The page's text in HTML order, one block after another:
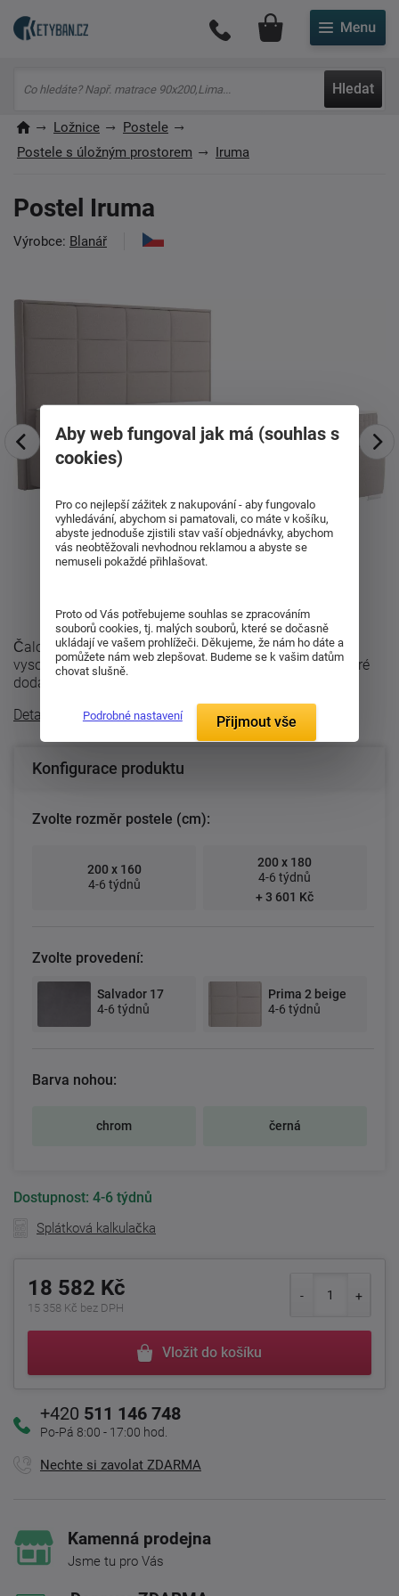
Hledat
Můj účet
Ložnice
Postele
Postele s úložným prostorem
Iruma
Postel Iruma
Výrobce: Blanář
Čalouněná postel IRUMA BOXBED zaujme výrazným
vysokým čelem s pravidelným čtvercovým prošitím, které
dodává celé posteli elegantní a moderní ...
Detailní popis
Konfigurace produktu
Zvolte rozměr postele (cm):
200 x 160
4-6 týdnů
200 x 180
4-6 týdnů
+ 3 601 Kč
Zvolte provedení:
Salvador 17
4-6 týdnů
Prima 2 beige
4-6 týdnů
Barva nohou:
chrom černá
Dostupnost: 4-6 týdnů
Splátková kalkulačka
18 582 Kč
15 358 Kč bez DPH
Vložit do košíku
+420 511 146 748
Po-Pá 8:00 - 17:00 hod.
Nechte si zavolat ZDARMA
Kamenná prodejna
Jsme tu pro Vás
Aby web fungoval jak má (souhlas s
cookies)
Pro co nejlepší zážitek z nakupování - aby fungovalo
vyhledávání, abychom si pamatovali, co máte v košíku,
abyste jednoduše zjistili stav vaší objednávky, abychom
vás neobtěžovali nevhodnou reklamou a abyste se
nemuseli pokaždé přihlašovat.
Proto od Vás potřebujeme souhlas se zpracováním
souborů cookies, tj. malých souborů, které se dočasně
ukládají ve vašem prohlížeči. Děkujeme, že nám ho dáte a
pomůžete nám web zlepšovat. Budeme se k vašim datům
chovat slušně.
Podrobné nastavení Přijmout vše